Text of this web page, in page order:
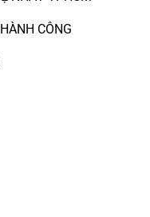
CÔNG